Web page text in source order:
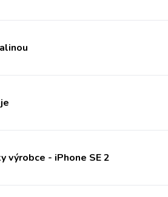
výrobce - iPhone SE 2